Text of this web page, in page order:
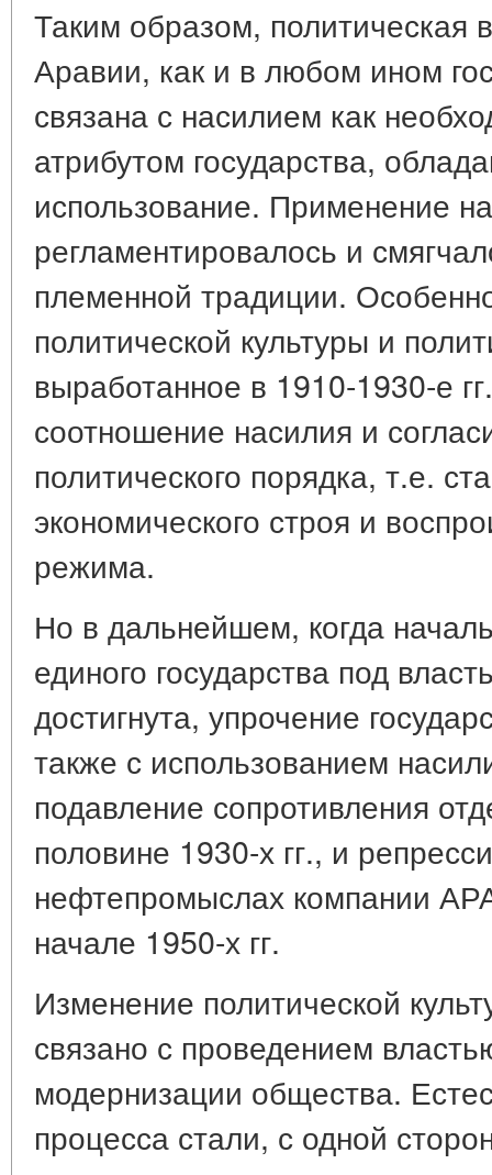
Таким образом, политическая
Аравии, как и в любом ином
связана с насилием как
атрибутом государства,
использование. Применение
регламентировалось и
племенной традиции.
политической культуры и
выработанное в 1910-1930-е
соотношение насилия и
политического порядка, т.е.
экономического строя и
режима.
Но в дальнейшем, когда
единого государства под
достигнута, упрочение
также с использованием
подавление сопротивления
половине 1930-х гг., и
нефтепромыслах компании
начале 1950-х гг.
Изменение политической
связано с проведением
модернизации общества.
процесса стали, с одной